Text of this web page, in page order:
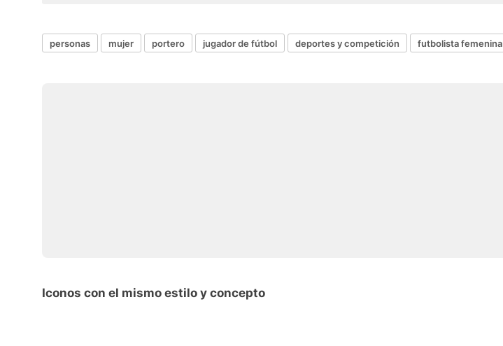
personas mujer portero jugador de fútbol deportes y competición futbolista femenina
Iconos con el mismo estilo y concepto